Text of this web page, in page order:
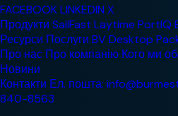
FACEBOOKLINKEDIN X
Продукти SailFast Laytime PortIQ
Ресурси Послуги BV Desktop
Про нас Про компанію Кого ми
Новини
Контакти Ел. пошта:
840-8563